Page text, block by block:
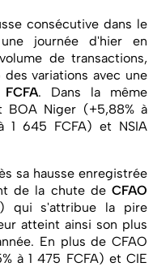
consécutive dans le
journée d'hier en
de transactions,
variations avec une
. Dans la même
BOA Niger (+5,88% à
1 645 FCFA) et NSIA
sa hausse enregistrée
de la chute de CFAO
qui s'attribue la pire
atteint ainsi son plus
En plus de CFAO
à 1 475 FCFA) et CIE